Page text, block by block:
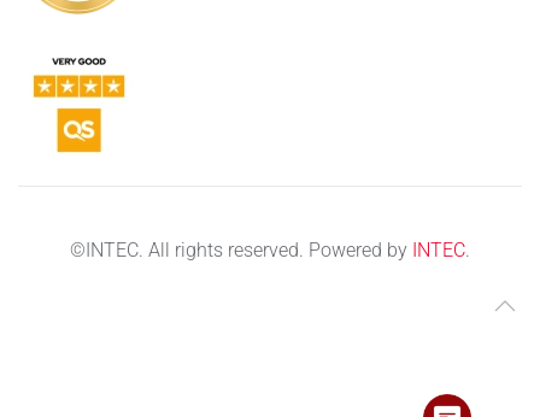
© INTEC. All rights reserved. Powered by INTEC.